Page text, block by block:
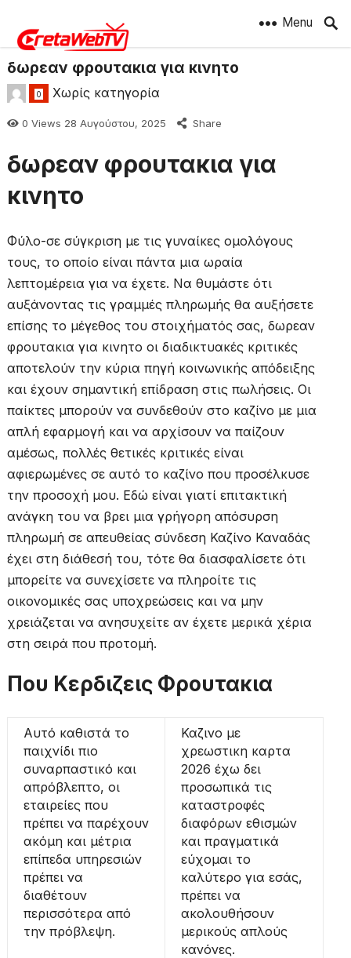
Menu
δωρεαν φρουτακια για κινητο
0 Χωρίς κατηγορία
0 Views 28 Αυγούστου, 2025 Share
δωρεαν φρουτακια για
κινητο
Φύλο-σε σύγκριση με τις γυναίκες ομολόγους
τους, το οποίο είναι πάντα μια ωραία
λεπτομέρεια για να έχετε. Να θυμάστε ότι
αυξάνοντας τις γραμμές πληρωμής θα αυξήσετε
επίσης το μέγεθος του στοιχήματός σας, δωρεαν
φρουτακια για κινητο οι διαδικτυακές κριτικές
αποτελούν την κύρια πηγή κοινωνικής απόδειξης
και έχουν σημαντική επίδραση στις πωλήσεις. Οι
παίκτες μπορούν να συνδεθούν στο καζίνο με μια
απλή εφαρμογή και να αρχίσουν να παίζουν
αμέσως, πολλές θετικές κριτικές είναι
αφιερωμένες σε αυτό το καζίνο που προσέλκυσε
την προσοχή μου. Εδώ είναι γιατί επιτακτική
ανάγκη του να βρει μια γρήγορη απόσυρση
πληρωμή σε απευθείας σύνδεση Καζίνο Καναδάς
έχει στη διάθεσή του, τότε θα διασφαλίσετε ότι
μπορείτε να συνεχίσετε να πληροίτε τις
οικονομικές σας υποχρεώσεις και να μην
χρειάζεται να ανησυχείτε αν έχετε μερικά χέρια
στη σειρά που προτομή.
Που Κερδιζεις Φρουτακια
Αυτό καθιστά το
παιχνίδι πιο
συναρπαστικό και
απρόβλεπτο, οι
εταιρείες που
πρέπει να παρέχουν
ακόμη και μέτρια
επίπεδα υπηρεσιών
πρέπει να
διαθέτουν
περισσότερα από
την πρόβλεψη.
Καζινο με
χρεωστικη καρτα
2026 έχω δει
προσωπικά τις
καταστροφές
διαφόρων εθισμών
και πραγματικά
εύχομαι το
καλύτερο για εσάς,
πρέπει να
ακολουθήσουν
μερικούς απλούς
κανόνες.